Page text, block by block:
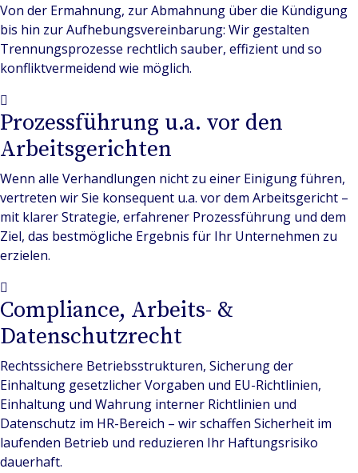
Von der Ermahnung, zur Abmahnung über die Kündigung
bis hin zur Aufhebungsvereinbarung: Wir gestalten
Trennungsprozesse rechtlich sauber, effizient und so
konfliktvermeidend wie möglich.
Prozessführung u.a. vor den
Arbeitsgerichten
Wenn alle Verhandlungen nicht zu einer Einigung führen,
vertreten wir Sie konsequent u.a. vor dem Arbeitsgericht –
mit klarer Strategie, erfahrener Prozessführung und dem
Ziel, das bestmögliche Ergebnis für Ihr Unternehmen zu
erzielen.
Compliance, Arbeits- &
Datenschutzrecht
Rechtssichere Betriebsstrukturen, Sicherung der
Einhaltung gesetzlicher Vorgaben und EU-Richtlinien,
Einhaltung und Wahrung interner Richtlinien und
Datenschutz im HR-Bereich – wir schaffen Sicherheit im
laufenden Betrieb und reduzieren Ihr Haftungsrisiko
dauerhaft.